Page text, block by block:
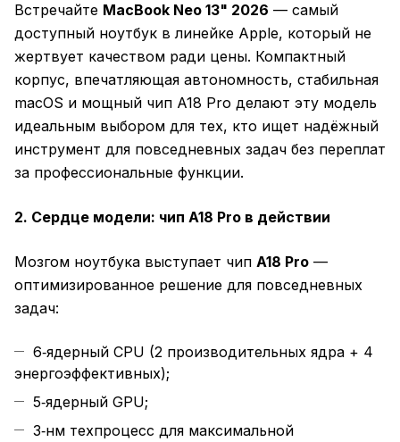
Встречайте MacBook Neo 13" 2026 — самый
доступный ноутбук в линейке Apple, который не
жертвует качеством ради цены. Компактный
корпус, впечатляющая автономность, стабильная
macOS и мощный чип A18 Pro делают эту модель
идеальным выбором для тех, кто ищет надёжный
инструмент для повседневных задач без переплат
за профессиональные функции.
2. Сердце модели: чип A18 Pro в действии
Мозгом ноутбука выступает чип A18 Pro —
оптимизированное решение для повседневных
задач:
6‑ядерный CPU (2 производительных ядра + 4
энергоэффективных);
5‑ядерный GPU;
3‑нм техпроцесс для максимальной